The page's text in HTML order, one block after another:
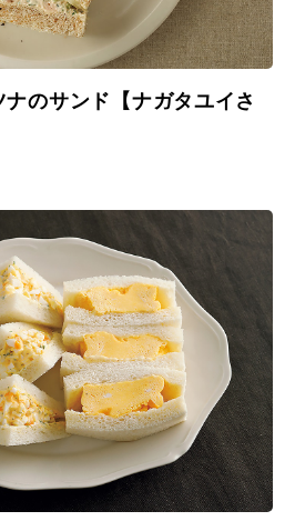
のサンド【ナガタユイさ